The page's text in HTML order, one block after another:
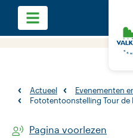
Actueel
Evenementen
Fototentoonstelling Tour de
Pagina voorlezen